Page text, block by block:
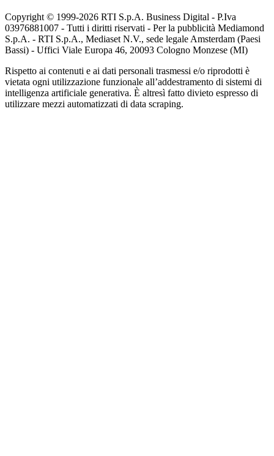
Copyright © 1999-2026 RTI S.p.A. Business Digital - P.Iva
03976881007 - Tutti i diritti riservati - Per la pubblicità Mediamond
S.p.A. - RTI S.p.A., Mediaset N.V., sede legale Amsterdam (Paesi
Bassi) - Uffici Viale Europa 46, 20093 Cologno Monzese (MI)
Rispetto ai contenuti e ai dati personali trasmessi e/o riprodotti è
vietata ogni utilizzazione funzionale all’addestramento di sistemi di
intelligenza artificiale generativa. È altresì fatto divieto espresso di
utilizzare mezzi automatizzati di data scraping.